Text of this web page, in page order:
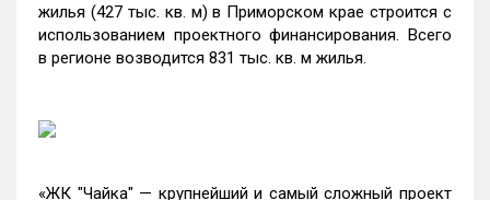
жилья (427 тыс. кв. м) в Приморском крае строится с
использованием проектного финансирования. Всего
в регионе возводится 831 тыс. кв. м жилья.
«ЖК "Чайка" — крупнейший и самый сложный проект